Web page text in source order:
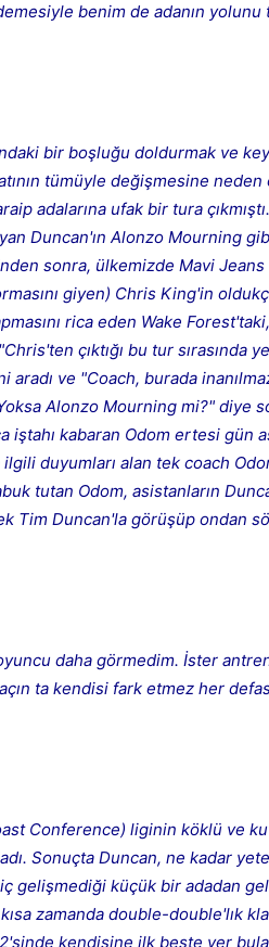
💎
Mevcut reputation puanın
Bounty miktarı
Kalıcı 1 gün 3 gün
Bu kullanıcının son içeriğini de
benim de adanın
bir boşluğu doldurmak ve
tümüyle değişmesine neden
adalarına ufak bir tura
Duncan'ın Alonzo Mourning
sonra, ülkemizde Mavi
giyen) Chris King'in
rica eden Wake
çıktığı bu tur sırasında
ve "Coach, burada
Alonzo Mourning mi?"
kabaran Odom ertesi gün
duyumları alan tek coach
tutan Odom, asistanların
Duncan'la görüşüp ondan
daha görmedim. İster
ta kendisi fark etmez her
Conference) liginin köklü ve
Sonuçta Duncan, ne kadar
gelişmediği küçük bir adadan
zamanda double-double'lık
kendisine ilk beşte yer